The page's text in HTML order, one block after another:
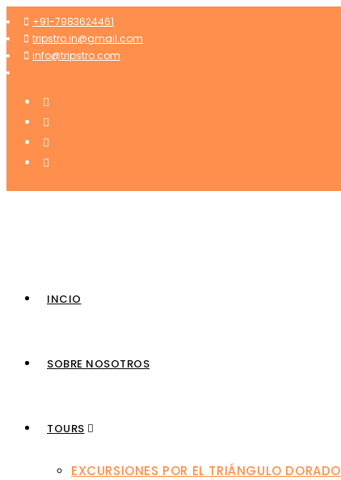
+91-7983624461
tripstro.in@gmail.com
info@tripstro.com
INCIO
SOBRE NOSOTROS
TOURS
EXCURSIONES POR EL TRIÁNGULO DORADO